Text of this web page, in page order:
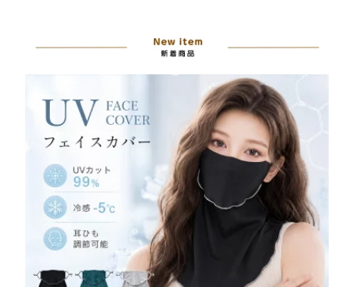
ラーファン 大容量 アウ
トドア 充電式 防災扇風